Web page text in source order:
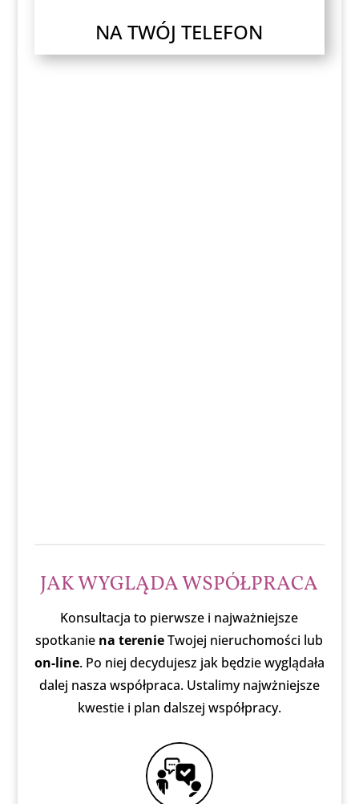
NA TWÓJ TELEFON
JAK WYGLĄDA WSPÓŁPRACA
Konsultacja to pierwsze i najważniejsze
spotkanie na terenieTwojej nieruchomości lub
on-line. Po niej decydujesz jak będzie wyglądała
dalej nasza współpraca. Ustalimy najwżniejsze
kwestie i plan dalszej współpracy.